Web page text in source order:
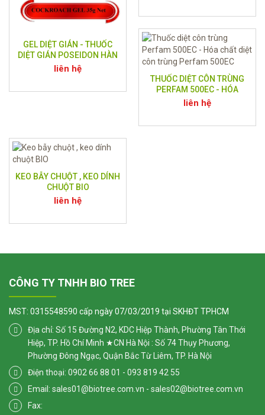
GEL DIỆT GIÁN - THUỐC
DIỆT GIÁN POSEIDON HÀN
QUỐC ( SIÊU DIỆT GIÁN )
liên hệ
THUỐC DIỆT CÔN TRÙNG
PERFAM 500EC - HÓA
CHẤT DIỆT CÔN TRÙNG
PERFAM 500EC
liên hệ
KEO BẪY CHUỘT , KEO DÍNH
CHUỘT BIO
liên hệ
CÔNG TY TNHH BIO TREE
MST: 0315548590 cấp ngày 07/03/2019 tại SKHĐT TPHCM
Địa chỉ: Số 15 Đường N2, KDC Hiệp Thành, Phường Tân Thới
Hiệp, TP. Hồ Chí Minh ★CN Hà Nội : Số 74 Thụy Phương,
Phường Đông Ngạc, Quận Bắc Từ Liêm, TP. Hà Nội
Điện thoại: 0902 66 88 01 - 093 819 42 55
Email: sales01@biotree.com.vn - sales02@biotree.com.vn
Fax: